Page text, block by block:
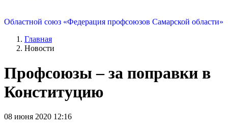
Областной союз «Федерация профсоюзов Самарской области»
Главная
Новости
Профсоюзы – за поправки в
Конституцию
08 июня 2020 12:16